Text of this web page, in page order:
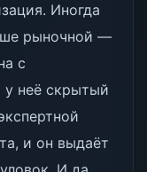
Иногда
рыночной —
с
неё скрытый
и он выдаёт